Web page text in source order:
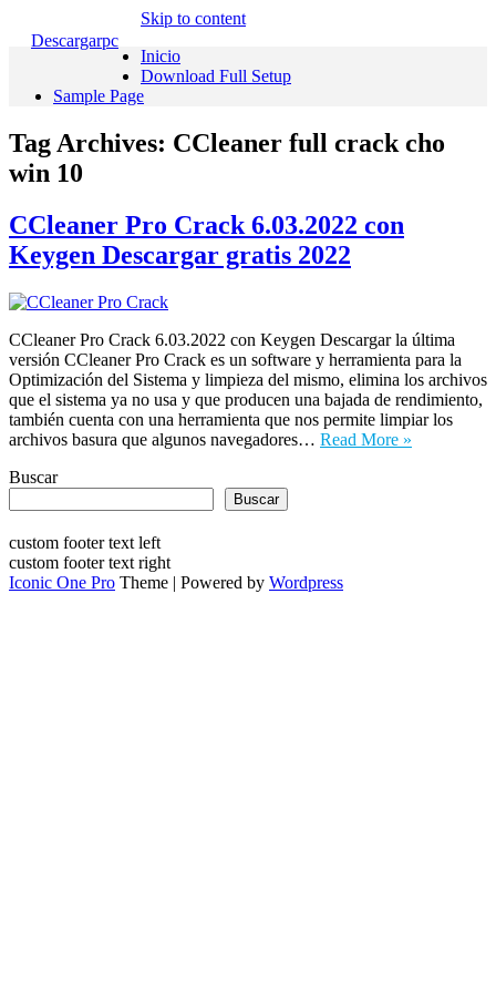
Descargarpc
Skip to content
Inicio
Download Full Setup
Sample Page
Tag Archives: CCleaner full crack cho
win 10
CCleaner Pro Crack 6.03.2022 con
Keygen Descargar gratis 2022
CCleaner Pro Crack 6.03.2022 con Keygen Descargar la última
versión CCleaner Pro Crack es un software y herramienta para la
Optimización del Sistema y limpieza del mismo, elimina los archivos
que el sistema ya no usa y que producen una bajada de rendimiento,
también cuenta con una herramienta que nos permite limpiar los
archivos basura que algunos navegadores… Read More »
Buscar
Buscar
custom footer text left
custom footer text right
Iconic One Pro Theme | Powered by Wordpress